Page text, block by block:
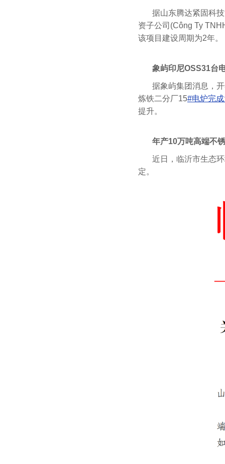
据山东腾达紧固科
资子公司(Công Ty
该项目建设周期为2年。
象屿印尼OSS31台
据象屿集团消息，
炼铁二分厂15#电炉完
提升。
年产10万吨高端不
近日，临沂市生态
定。